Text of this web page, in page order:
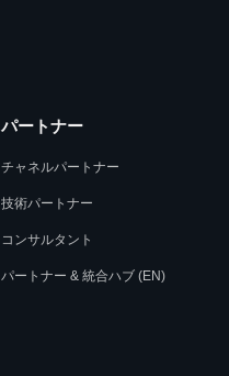
パートナー
チャネルパートナー
技術パートナー
コンサルタント
パートナー & 統合ハブ (EN)